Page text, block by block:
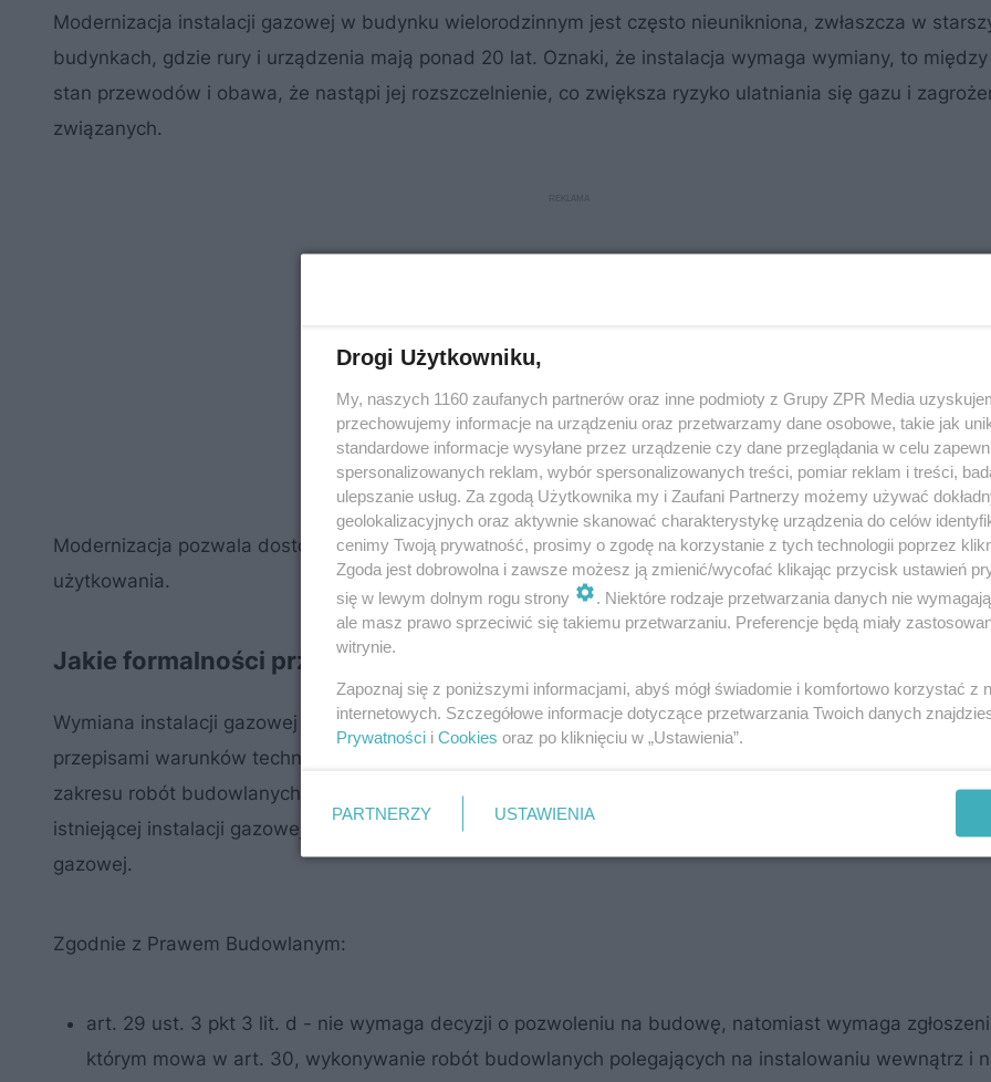
Modernizacja instalacji gazowej w budynku wielorodzinnym jest często nieunikniona, zwłaszcza w
budynkach, gdzie rury i urządzenia mają ponad 20 lat. Oznaki, że instalacja wymaga wymiany, to między
stan przewodów i obawa, że nastąpi jej rozszczelnienie, co zwiększa ryzyko ulatniania się gazu i
związanych.
Modernizacja pozwala dostosować instalację do aktualnych wymagań i przepisów, co zwiększa
użytkowania.
Jakie formalności przy wymianie instalacji gazowej
Wymiana instalacji gazowej w budynku wielorodzinnym podlega regulacjom prawnym, musi być zgodna
przepisami warunków technicznych oraz Prawa Budowlanego. Wymagane formalności zależą przede
zakresu robót budowlanych, jakie będą prowadzone w budynku. Istotne jest, czy dochodzi do
istniejącej instalacji gazowej, czy do rozbiórki dotychczasowej instalacji i zamontowanie w budynku
gazowej.
Zgodnie z Prawem Budowlanym:
art. 29 ust. 3 pkt 3 lit. d - nie wymaga decyzji o pozwoleniu na budowę, natomiast wymaga
którym mowa w art. 30, wykonywanie robót budowlanych polegających na instalowaniu wewnątrz i
Drogi Użytkowniku,
My, naszych 1160 zaufanych partnerów oraz inne podmioty z Grupy ZPR Media
przechowujemy informacje na urządzeniu oraz przetwarzamy dane osobowe, takie jak
standardowe informacje wysyłane przez urządzenie czy dane przeglądania w celu
spersonalizowanych reklam, wybór spersonalizowanych treści, pomiar reklam i treści,
ulepszanie usług. Za zgodą Użytkownika my i Zaufani Partnerzy możemy używać
geolokalizacyjnych oraz aktywnie skanować charakterystykę urządzenia do celów
cenimy Twoją prywatność, prosimy o zgodę na korzystanie z tych technologii poprzez
Zgoda jest dobrowolna i zawsze możesz ją zmienić/wycofać klikając przycisk ustawień
się w lewym dolnym rogu strony
. Niektóre rodzaje przetwarzania danych nie
ale masz prawo sprzeciwić się takiemu przetwarzaniu. Preferencje będą miały
witrynie.
Zapoznaj się z poniższymi informacjami, abyś mógł świadomie i komfortowo korzystać z
internetowych. Szczegółowe informacje dotyczące przetwarzania Twoich danych
Prywatności i Cookies oraz po kliknięciu w „Ustawienia”.
PARTNERZY USTAWIENIA